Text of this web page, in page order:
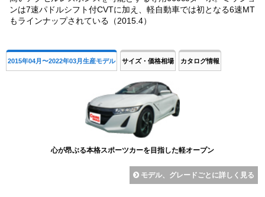
ンは7速パドルシフト付CVTに加え、軽自動車では初となる6速MT
もラインナップされている（2015.4）
2015年04月〜2022年03月生産モデル サイズ・価格相場 カタログ情報
心が昂ぶる本格スポーツカーを目指した軽オープン
モデル、グレードごとに詳しく見る